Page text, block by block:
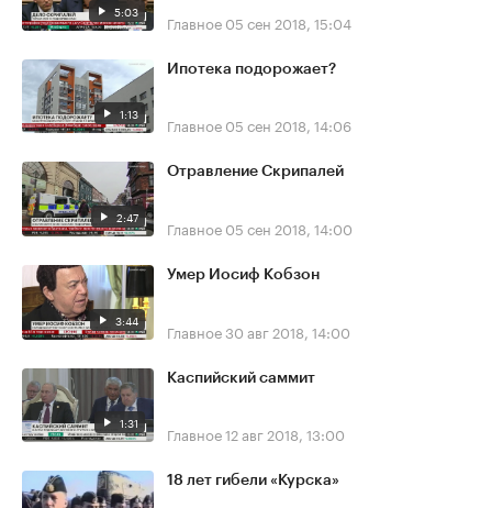
5:03 Главное 05 сен 2018, 15:04
1:13
Ипотека подорожает?
Главное 05 сен 2018, 14:06
2:47
Отравление Скрипалей
Главное 05 сен 2018, 14:00
3:44
Умер Иосиф Кобзон
Главное30 авг 2018, 14:00
1:31
Каспийский саммит
Главное12 авг 2018, 13:00
18 лет гибели «Курска»